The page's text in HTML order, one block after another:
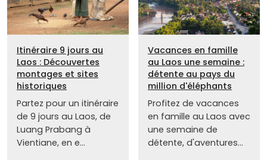
Itinéraire 9 jours au
Laos : Découvertes
montages et sites
historiques
Partez pour un itinéraire
de 9 jours au Laos, de
Luang Prabang à
Vientiane, en e...
Vacances en famille
au Laos une semaine :
détente au pays du
million d'éléphants
Profitez de vacances
en famille au Laos avec
une semaine de
détente, d'aventures...